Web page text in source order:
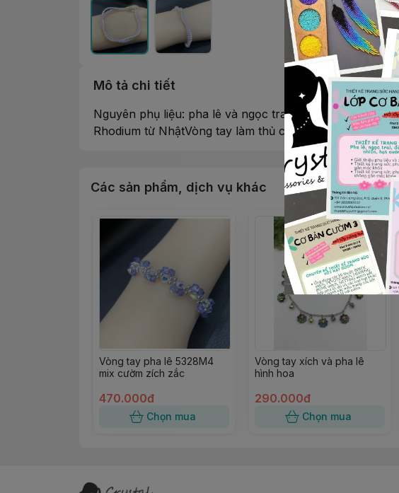
Mô tả chi tiết
Nguyên phụ liệu: pha lê và ngọc trai Swarovski®Size
Rhodium từ NhậtVòng tay làm thủ công bởi Shop
Các sản phẩm, dịch vụ khác
Vòng tay pha lê 5328M4
mix cườm zích zắc
470.000đ
Chọn mua
Vòng tay xích và pha lê
hình hoa
290.000đ
Chọn mua